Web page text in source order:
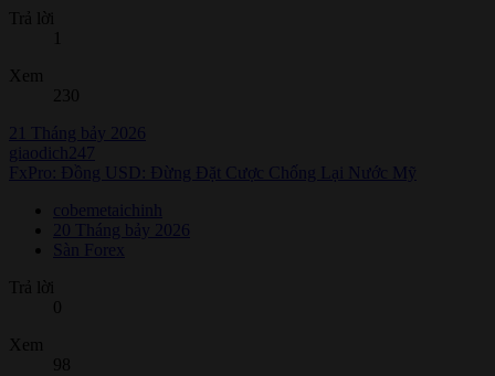
Trả lời
Xem
230
21 Tháng bảy 2026
giaodich247
FxPro: Đồng USD: Đừng Đặt Cược Chống Lại Nước Mỹ
cobemetaichinh
20 Tháng bảy 2026
Sàn Forex
Trả lời
0
Xem
98